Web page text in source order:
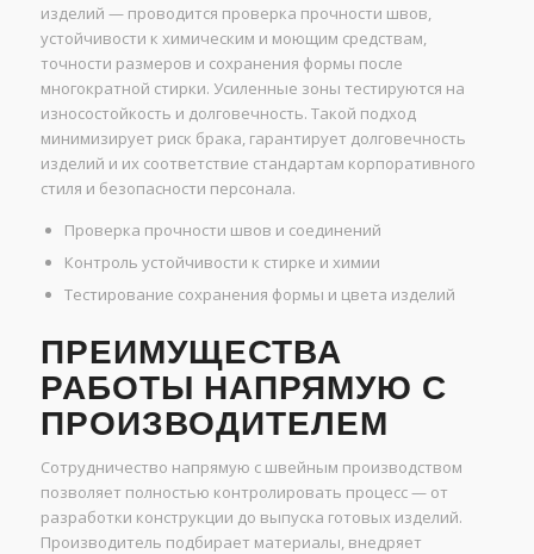
изделий — проводится проверка прочности швов,
устойчивости к химическим и моющим средствам,
точности размеров и сохранения формы после
многократной стирки. Усиленные зоны тестируются на
износостойкость и долговечность. Такой подход
минимизирует риск брака, гарантирует долговечность
изделий и их соответствие стандартам корпоративного
стиля и безопасности персонала.
Проверка прочности швов и соединений
Контроль устойчивости к стирке и химии
Тестирование сохранения формы и цвета изделий
ПРЕИМУЩЕСТВА
РАБОТЫ НАПРЯМУЮ С
ПРОИЗВОДИТЕЛЕМ
Сотрудничество напрямую с швейным производством
позволяет полностью контролировать процесс — от
разработки конструкции до выпуска готовых изделий.
Производитель подбирает материалы, внедряет